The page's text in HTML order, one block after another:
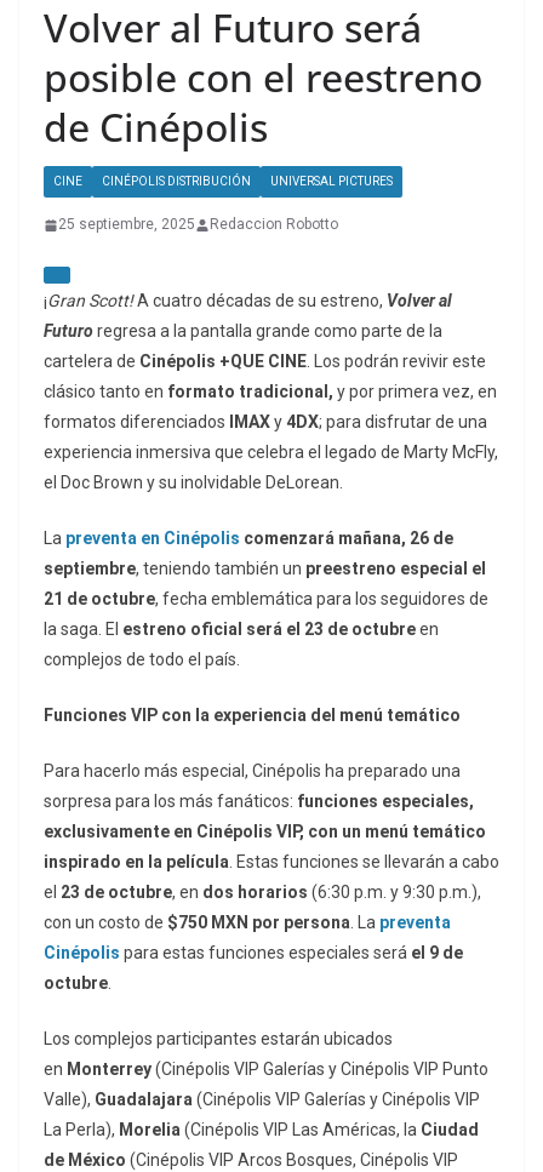
Volver al Futuro será
posible con el reestreno
de Cinépolis
CINE CINÉPOLIS DISTRIBUCIÓN UNIVERSAL PICTURES
25 septiembre, 2025 Redaccion Robotto
¡Gran Scott!A cuatro décadas de su estreno, Volver al
Futuroregresa a la pantalla grande como parte de la
cartelera de Cinépolis +QUE CINE . Los podrán revivir este
clásico tanto en formato tradicional, y por primera vez, en
formatos diferenciados
IMAXy 4DX; para disfrutar de una
experiencia inmersiva que celebra el legado de Marty McFly,
el Doc Brown y su inolvidable DeLorean.
La preventa en Cinépolis comenzará mañana, 26 de
septiembre, teniendo también un preestreno especial el
21 de octubre, fecha emblemática para los seguidores de
la saga. El estreno oficial será el 23 de octubreen
complejos de todo el país.
Funciones VIP con la experiencia del menú temático
Para hacerlo más especial, Cinépolis ha preparado una
sorpresa para los más fanáticos: funciones especiales,
exclusivamente en Cinépolis VIP, con un menú temático
inspirado en la película . Estas funciones se llevarán a cabo
el 23 de octubre, en dos horarios (6:30 p.m. y 9:30 p.m.),
con un costo de $750 MXN por persona . La preventa
Cinépolis para estas funciones especiales será el 9 de
octubre
Los complejos participantes estarán ubicados
en Monterrey(Cinépolis VIP Galerías y Cinépolis VIP Punto
Valle), Guadalajara (Cinépolis VIP Galerías y Cinépolis VIP
La Perla), Morelia (Cinépolis VIP Las Américas, la Ciudad
de México (Cinépolis VIP Arcos Bosques, Cinépolis VIP